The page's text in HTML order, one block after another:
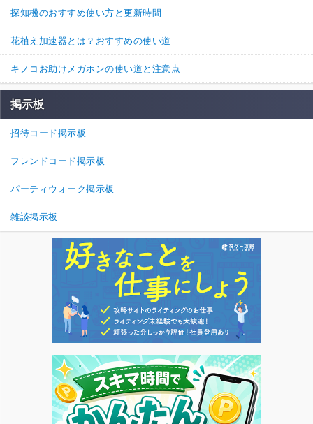
探知機のおすすめ使い方と更新時間
花植え加速器とは？おすすめの使い道
キノコお助けメガホンの使い道と注意点
掲示板
招待コード掲示板
フレンドコード掲示板
パーティウォーク掲示板
雑談掲示板